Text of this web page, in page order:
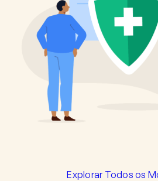
Explorar Todos os